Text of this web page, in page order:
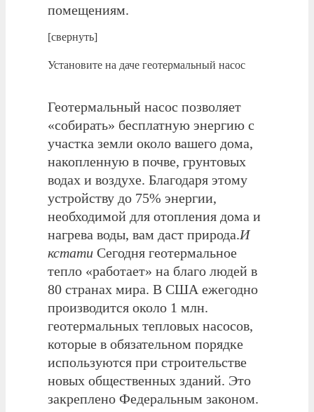
помещениям.
[свернуть]
Установите на даче геотермальный насос
Геотермальный насос позволяет
«собирать» бесплатную энергию с
участка земли около вашего дома,
накопленную в почве, грунтовых
водах и воздухе. Благодаря этому
устройству до 75% энергии,
необходимой для отопления дома и
нагрева воды, вам даст природа.И
кстати Сегодня геотермальное
тепло «работает» на благо людей в
80 странах мира. В США ежегодно
производится около 1 млн.
геотермальных тепловых насосов,
которые в обязательном порядке
используются при строительстве
новых общественных зданий. Это
закреплено Федеральным законом.